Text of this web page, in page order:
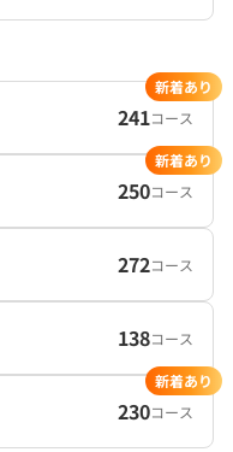
241コース
新着あり
250コース
新着あり
272コース
138コース
230コース
新着あり